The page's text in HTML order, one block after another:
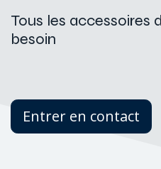
Tous les accessoires
besoin
Entrer en contact